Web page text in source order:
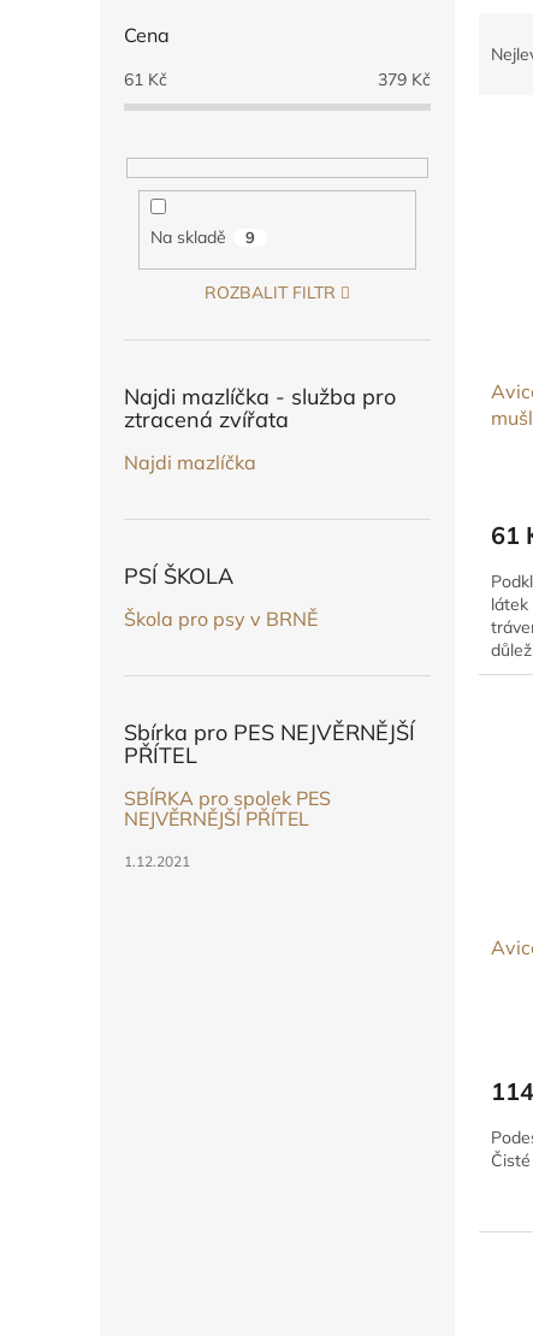
Cena
61 Kč 379 Kč
Na skladě 9
ROZBALIT FILTR
Najdi mazlíčka - služba pro
ztracená zvířata
Najdi mazlíčka
PSÍ ŠKOLA
Škola pro psy v BRNĚ
Sbírka pro PES NEJVĚRNĚJŠÍ
PŘÍTEL
SBÍRKA pro spolek PES
NEJVĚRNĚJŠÍ PŘÍTEL
1.12.2021
61
látek